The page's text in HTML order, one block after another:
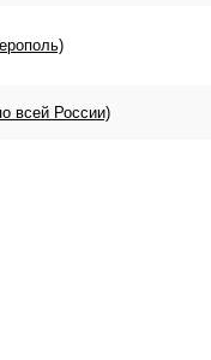
всей России)